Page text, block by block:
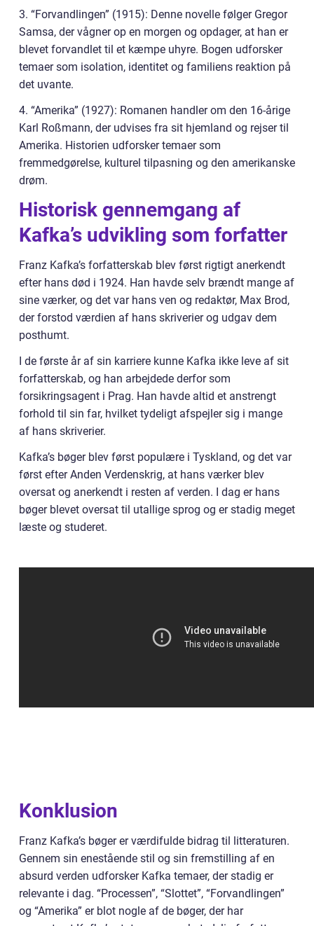
3. “Forvandlingen” (1915): Denne novelle følger Gregor
Samsa, der vågner op en morgen og opdager, at han er
blevet forvandlet til et kæmpe uhyre. Bogen udforsker
temaer som isolation, identitet og familiens reaktion på
det uvante.
4. “Amerika” (1927): Romanen handler om den 16-årige
Karl Roßmann, der udvises fra sit hjemland og rejser til
Amerika. Historien udforsker temaer som
fremmedgørelse, kulturel tilpasning og den amerikanske
drøm.
Historisk gennemgang af
Kafka’s udvikling som forfatter
Franz Kafka’s forfatterskab blev først rigtigt anerkendt
efter hans død i 1924. Han havde selv brændt mange af
sine værker, og det var hans ven og redaktør, Max Brod,
der forstod værdien af hans skriverier og udgav dem
posthumt.
I de første år af sin karriere kunne Kafka ikke leve af sit
forfatterskab, og han arbejdede derfor som
forsikringsagent i Prag. Han havde altid et anstrengt
forhold til sin far, hvilket tydeligt afspejler sig i mange
af hans skriverier.
Kafka’s bøger blev først populære i Tyskland, og det var
først efter Anden Verdenskrig, at hans værker blev
oversat og anerkendt i resten af verden. I dag er hans
bøger blevet oversat til utallige sprog og er stadig meget
læste og studeret.
Konklusion
Franz Kafka’s bøger er værdifulde bidrag til litteraturen.
Gennem sin enestående stil og sin fremstilling af en
absurd verden udforsker Kafka temaer, der stadig er
relevante i dag. “Processen”, “Slottet”, “Forvandlingen”
og “Amerika” er blot nogle af de bøger, der har